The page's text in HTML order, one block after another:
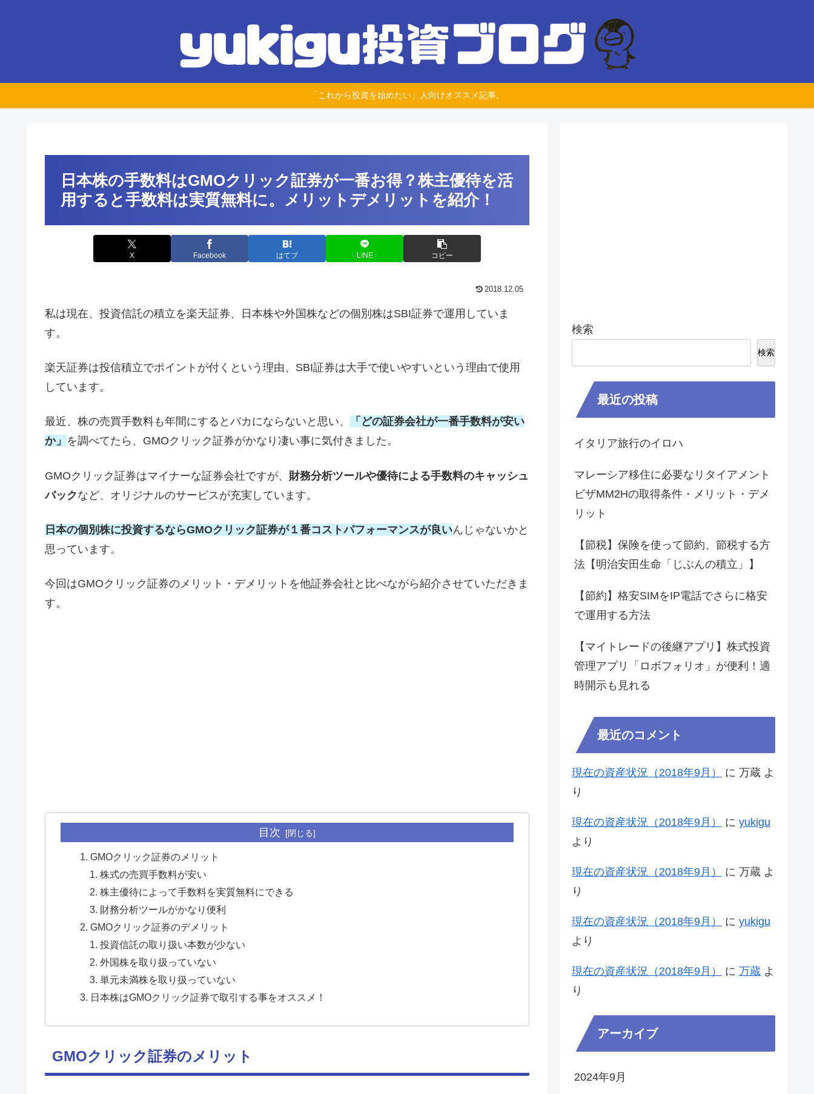
「これから投資を始めたい」人向けオススメ記事。
日本株の手数料はGMOクリック証券が一番お得？株主優待を活
用すると手数料は実質無料に。メリットデメリットを紹介！
X Facebook はてブ LINE コピー
2018.12.05
私は現在、投資信託の積立を楽天証券、日本株や外国株などの個別株はSBI証券で運用していま
す。
楽天証券は投信積立でポイントが付くという理由、SBI証券は大手で使いやすいという理由で使用
しています。
最近、株の売買手数料も年間にするとバカにならないと思い、
「どの証券会社が一番手数料が安い
か」 を調べてたら、GMOクリック証券がかなり凄い事に気付きました。
GMOクリック証券はマイナーな証券会社ですが、 財務分析ツールや優待による手数料のキャッシュ
バックなど、オリジナルのサービスが充実しています。
日本の個別株に投資するならGMOクリック証券が１番コストパフォーマンスが良いんじゃないかと
思っています。
今回はGMOクリック証券のメリット・デメリットを他証券会社と比べながら紹介させていただきま
す。
目次
GMOクリック証券のメリット
株式の売買手数料が安い
株主優待によって手数料を実質無料にできる
財務分析ツールがかなり便利
GMOクリック証券のデメリット
投資信託の取り扱い本数が少ない
外国株を取り扱っていない
単元未満株を取り扱っていない
日本株はGMOクリック証券で取引する事をオススメ！
GMOクリック証券のメリット
検索
検索
最近の投稿
イタリア旅行のイロハ
マレーシア移住に必要なリタイアメント
ビザMM2Hの取得条件・メリット・デメ
リット
【節税】保険を使って節約、節税する方
法【明治安田生命「じぶんの積立」】
【節約】格安SIMをIP電話でさらに格安
で運用する方法
【マイトレードの後継アプリ】株式投資
管理アプリ「ロボフォリオ」が便利！適
時開示も見れる
最近のコメント
現在の資産状況（2018年9月） に 万蔵 よ
り
現在の資産状況（2018年9月） に yukigu
より
現在の資産状況（2018年9月） に 万蔵 よ
り
現在の資産状況（2018年9月） に yukigu
より
現在の資産状況（2018年9月） に 万蔵 よ
り
アーカイブ
2024年9月